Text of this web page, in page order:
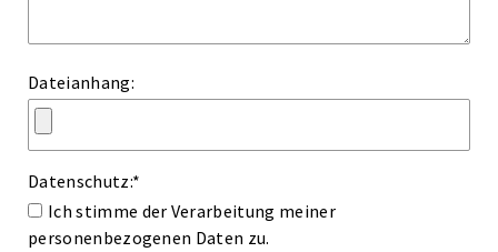
Dateianhang:
Datenschutz:*
Ich stimme der Verarbeitung meiner
personenbezogenen Daten zu.